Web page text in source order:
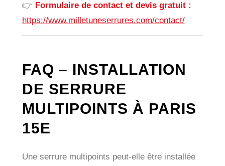
👉 Formulaire de contact et devis gratuit :
https://www.milletuneserrures.com/contact/
FAQ – INSTALLATION
DE SERRURE
MULTIPOINTS À PARIS
15E
Une serrure multipoints peut-elle être installée